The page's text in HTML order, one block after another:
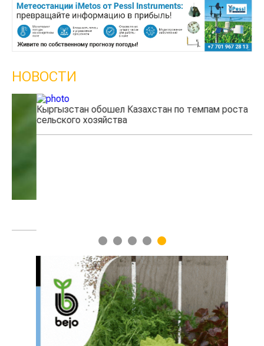
НОВОСТИ
Кыргызстан обошел Казахстан по темпам роста
сельского хозяйства
1 2 3 4 5